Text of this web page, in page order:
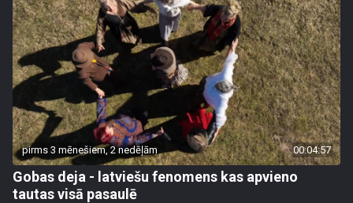
pirms 3 mēnešiem, 2 nedēļām 00:04:57
Gobas deja - latviešu fenomens kas apvieno
tautas visā pasaulē